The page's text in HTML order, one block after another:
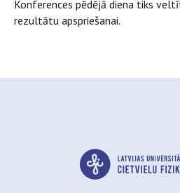
Konferences pēdējā diena tiks
rezultātu apspriešanai.